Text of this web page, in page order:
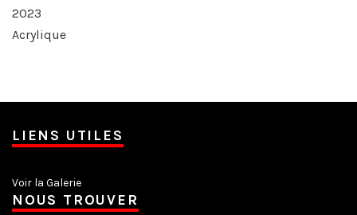
2023
Acrylique
LIENS UTILES
Voir la Galerie
NOUS TROUVER